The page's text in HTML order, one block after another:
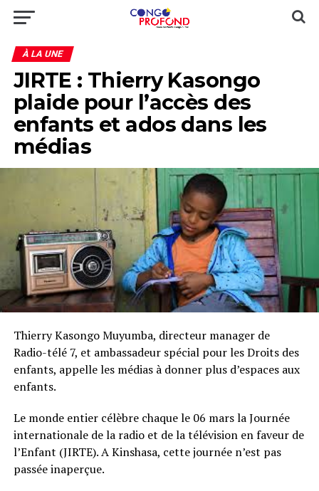
À LA UNE
JIRTE : Thierry Kasongo
plaide pour l’accès des
enfants et ados dans les
médias
Thierry Kasongo Muyumba, directeur manager de
Radio-télé 7, et ambassadeur spécial pour les Droits des
enfants, appelle les médias à donner plus d’espaces aux
enfants.
Le monde entier célèbre chaque le 06 mars la Journée
internationale de la radio et de la télévision en faveur de
l’Enfant (JIRTE). A Kinshasa, cette journée n’est pas
passée inaperçue.